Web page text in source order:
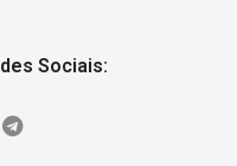
Sociais: